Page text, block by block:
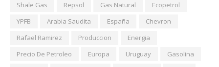
Shale Gas
Repsol Gas Natural
Ecopetrol
YPFB
Arabia Saudita España
Chevron
Rafael Ramirez
Produccion
Energia
Precio De Petroleo
Europa Uruguay
Gasolina